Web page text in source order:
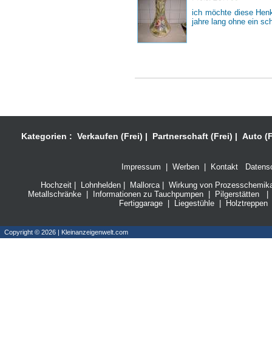
ich möchte diese
jahre lang ohne ein
Kategorien : Verkaufen (Frei) | Partnerschaft (Frei) | Auto
Impressum Werben Kontakt
Hochzeit
Lohnhelden Mallorca
Wirkung von
Metallschränke
Informationen zu Tauchpumpen Pilgerstätten
Fertiggarage
Liegestühle Holztreppen
Copyright © 2026 | Kleinanzeigenwelt.com